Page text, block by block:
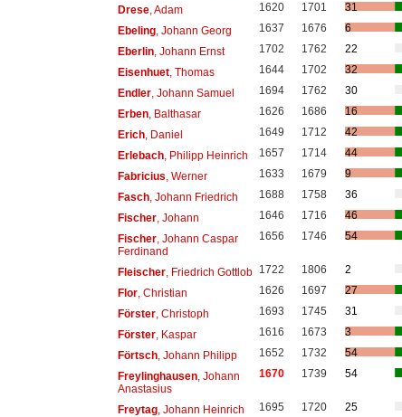
Drese, Adam 1620 1701
31
Ebeling, Johann Georg 1637 1676
6
Eberlin, Johann Ernst 1702 1762
22
Eisenhuet, Thomas 1644 1702
32
Endler, Johann Samuel 1694 1762
30
Erben, Balthasar 1626 1686
16
Erich, Daniel 1649 1712
42
Erlebach, Philipp Heinrich 1657 1714
44
Fabricius , Werner 1633 1679
9
Fasch, Johann Friedrich 1688 1758
36
Fischer, Johann 1646 1716
46
Fischer, Johann Caspar
Ferdinand
1656 1746 54
Fleischer, Friedrich Gottlob 1722 1806
2
Flor, Christian 1626 1697
27
Förster, Christoph 1693 1745
31
Förster, Kaspar 1616 1673
3
Förtsch, Johann Philipp 1652 1732
54
Freylinghausen, Johann
Anastasius
1670 1739 54
Freytag, Johann Heinrich 1695 1720
25